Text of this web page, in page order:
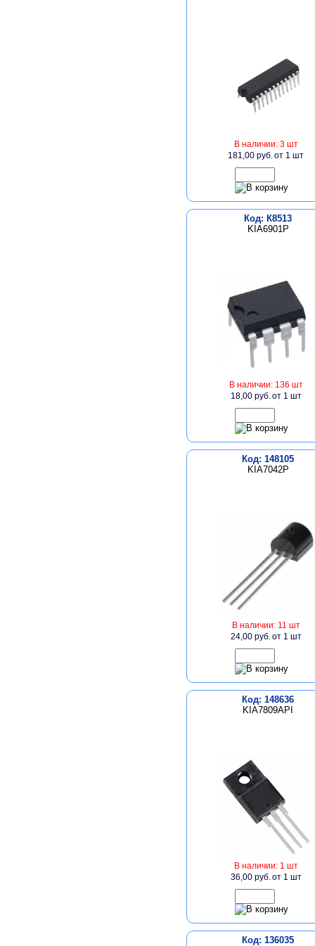
В наличии: 3 шт
181,00 руб.от 1 шт
Код: К8513
KIA6901P
В наличии: 136 шт
18,00 руб.от 1 шт
Код: 148105
KIA7042P
В наличии: 11 шт
24,00 руб.от 1 шт
Код: 148636
KIA7809API
В наличии: 1 шт
36,00 руб.от 1 шт
Код: 136035